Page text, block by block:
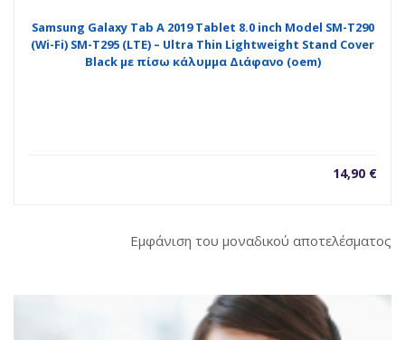
Samsung Galaxy Tab A 2019 Tablet 8.0 inch Model SM-T290
(Wi-Fi) SM-T295 (LTE) – Ultra Thin Lightweight Stand Cover
Black με πίσω κάλυμμα Διάφανο (oem)
14,90 €
Εμφάνιση του μοναδικού αποτελέσματος